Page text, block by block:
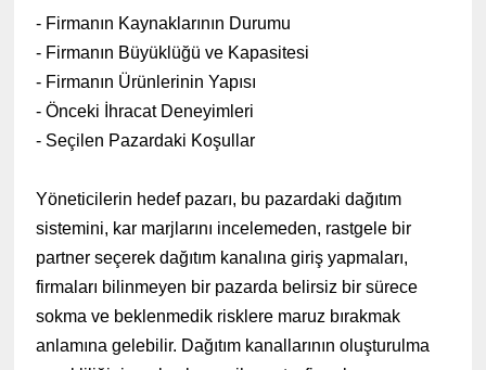
- Firmanın Kaynaklarının Durumu
- Firmanın Büyüklüğü ve Kapasitesi
- Firmanın Ürünlerinin Yapısı
- Önceki İhracat Deneyimleri
- Seçilen Pazardaki Koşullar
Yöneticilerin hedef pazarı, bu pazardaki dağıtım
sistemini, kar marjlarını incelemeden, rastgele bir
partner seçerek dağıtım kanalına giriş yapmaları,
firmaları bilinmeyen bir pazarda belirsiz bir sürece
sokma ve beklenmedik risklere maruz bırakmak
anlamına gelebilir. Dağıtım kanallarının oluşturulma